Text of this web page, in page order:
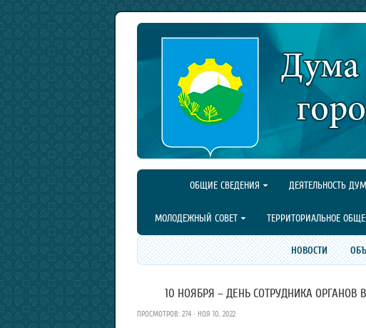
ОБЩИЕ СВЕДЕНИЯ ДЕЯТЕЛЬНОСТЬ
МОЛОДЕЖНЫЙ СОВЕТ ТЕРРИТОРИАЛЬНОЕ
НОВОСТИ
10 НОЯБРЯ – ДЕНЬ СОТРУДНИКА
ПРОСМОТРОВ: 274 · НОЯ 10, 2022